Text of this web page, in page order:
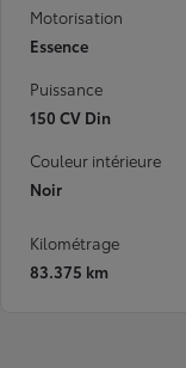
Motorisation
Essence
Puissance
150 CV Din
Couleur intérieure
Noir
Kilométrage
83.375 km